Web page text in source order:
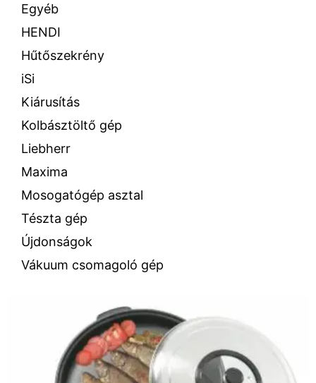
Egyéb
HENDI
Hűtőszekrény
iSi
Kiárusítás
Kolbásztöltő gép
Liebherr
Maxima
Mosogatógép asztal
Tészta gép
Újdonságok
Vákuum csomagoló gép